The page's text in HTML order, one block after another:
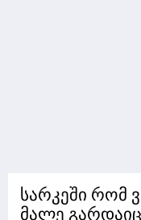
სარკეში რომ
მალე